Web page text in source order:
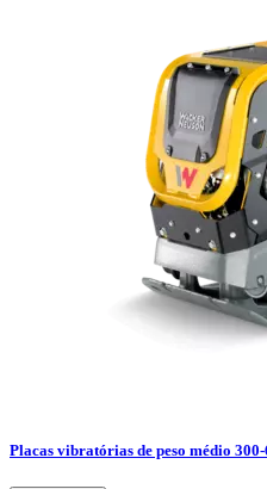
Placas vibratórias de peso médio